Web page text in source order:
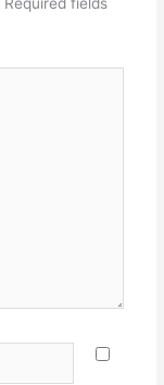
Required fields